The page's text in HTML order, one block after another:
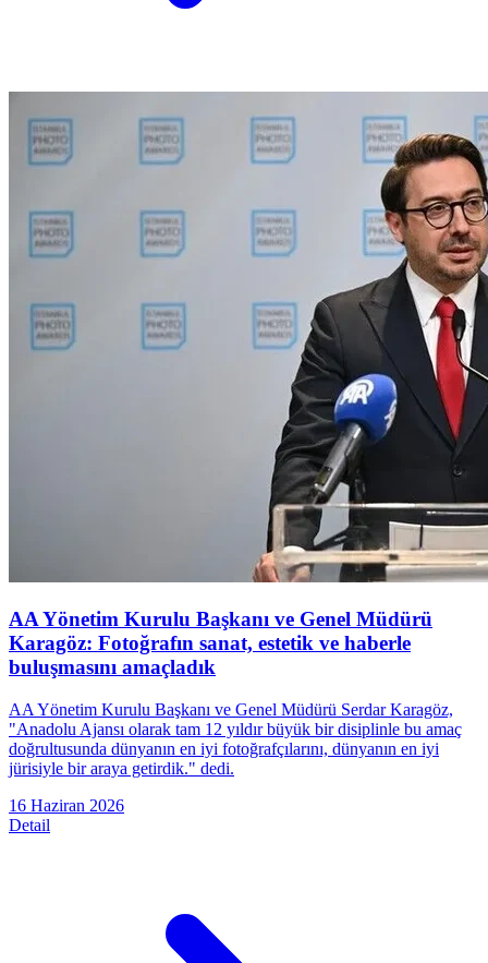
AA Yönetim Kurulu Başkanı ve Genel Müdürü
Karagöz: Fotoğrafın sanat, estetik ve haberle
buluşmasını amaçladık
AA Yönetim Kurulu Başkanı ve Genel Müdürü Serdar Karagöz,
"Anadolu Ajansı olarak tam 12 yıldır büyük bir disiplinle bu amaç
doğrultusunda dünyanın en iyi fotoğrafçılarını, dünyanın en iyi
jürisiyle bir araya getirdik." dedi.
16 Haziran 2026
Detail